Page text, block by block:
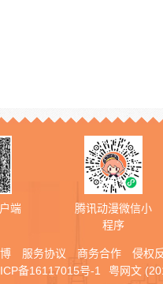
端
腾讯动漫微信小
程序
服务协议 商务合作 侵权
备16117015号-1
粤网文